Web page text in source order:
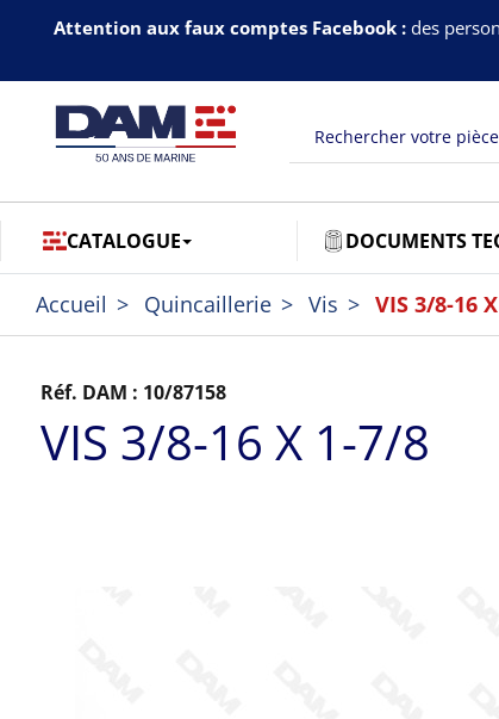
Attention aux faux comptes Facebook :des
CATALOGUE DOCUMENTS
Accueil Quincaillerie Vis VIS 3/8-16
Réf. DAM : 10/87158
VIS 3/8-16 X 1-7/8